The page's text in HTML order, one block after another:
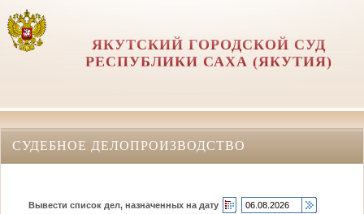
ЯКУТСКИЙ ГОРОДСКОЙ СУД
РЕСПУБЛИКИ САХА (ЯКУТИЯ)
СУДЕБНОЕ ДЕЛОПРОИЗВОДСТВО
Вывести список дел, назначенных на дату